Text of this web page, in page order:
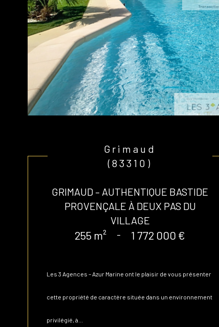
Grimaud
(83310)
GRIMAUD – AUTHENTIQUE BASTIDE
PROVENÇALE À DEUX PAS DU
VILLAGE
255 m² - 1 772 000 €
Les 3 Agences – Azur Marine ont le plaisir de vous présenter
cette propriété de caractère située dans un environnement
privilégié, à...